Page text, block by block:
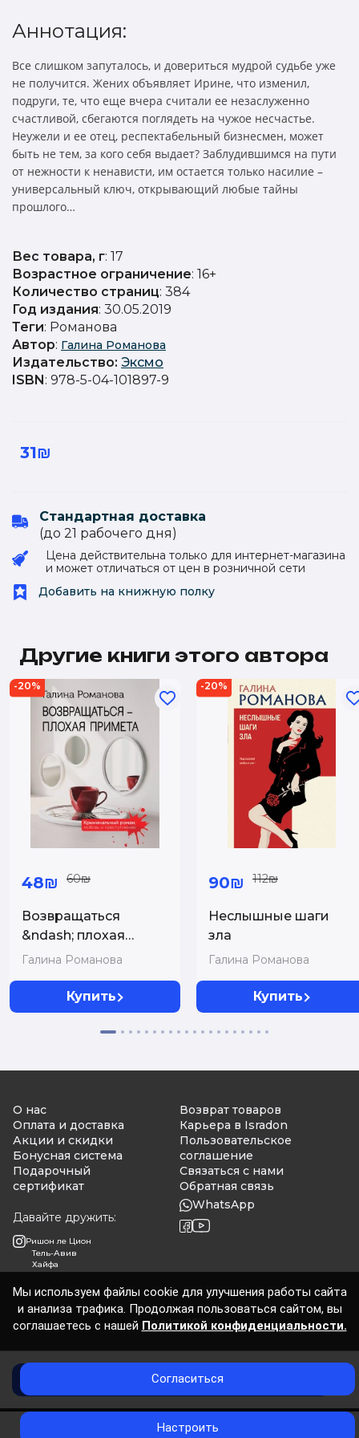
Аннотация:
Все слишком запуталось, и довериться мудрой судьбе уже
не получится. Жених объявляет Ирине, что изменил,
подруги, те, что еще вчера считали ее незаслуженно
счастливой, сбегаются поглядеть на чужое несчастье.
Неужели и ее отец, респектабельный бизнесмен, может
быть не тем, за кого себя выдает? Заблудившимся на пути
от нежности к ненависти, им остается только насилие –
универсальный ключ, открывающий любые тайны
прошлого…
Вес товара, г: 17
Возрастное ограничение: 16+
Количество страниц: 384
Год издания: 30.05.2019
Теги: Романова
Автор: Галина Романова
Издательство: Эксмо
ISBN: 978-5-04-101897-9
31₪
Нет в наличии
Стандартная доставка
(до 21 рабочего дня)
Цена действительна только для интернет-магазина
и может отличаться от цен в розничной сети
Добавить на книжную полку
Другие книги этого автора
-20%
48₪ 60₪
Возвращаться
&ndash; плохая
примета
Галина Романова
Купить
-20%
90₪ 112₪
Неслышные шаги
зла
Галина Романова
Купить
О нас
Оплата и доставка
Акции и скидки
Бонусная система
Подарочный
сертификат
Давайте дружить:
Ришон ле Цион
Тель-Авив
Хайфа
Возврат товаров
Карьера в Isradon
Пользовательское
соглашение
Связаться с нами
Обратная связь
WhatsApp
Isradon 2026
Мы используем файлы cookie для улучшения работы сайта
и анализа трафика. Продолжая пользоваться сайтом, вы
соглашаетесь с нашей Политикой конфиденциальности.
Согласиться
Настроить